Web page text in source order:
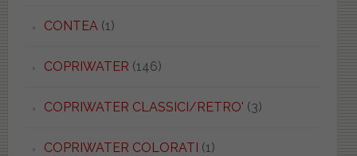
CONTEA (1)
COPRIWATER (146)
COPRIWATER CLASSICI/RETRO' (3)
COPRIWATER COLORATI (1)